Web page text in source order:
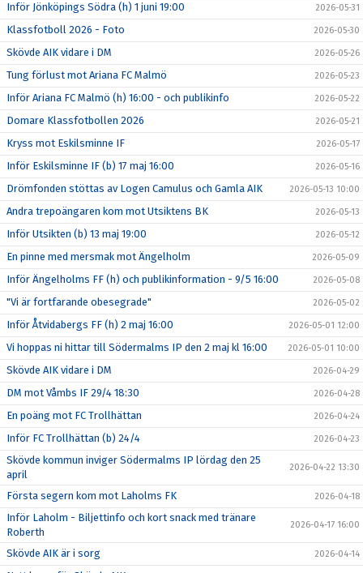
Inför Jönköpings Södra (h) 1 juni 19:00 2026-05-31
Klassfotboll 2026 - Foto 2026-05-30
Skövde AIK vidare i DM 2026-05-26
Tung förlust mot Ariana FC Malmö 2026-05-23
Inför Ariana FC Malmö (h) 16:00 - och publikinfo 2026-05-22
Domare Klassfotbollen 2026 2026-05-21
Kryss mot Eskilsminne IF 2026-05-17
Inför Eskilsminne IF (b) 17 maj 16:00 2026-05-16
Drömfonden stöttas av Logen Camulus och Gamla AIK 2026-05-13 10:00
Andra trepoängaren kom mot Utsiktens BK 2026-05-13
Inför Utsikten (b) 13 maj 19:00 2026-05-12
En pinne med mersmak mot Ängelholm 2026-05-09
Inför Ängelholms FF (h) och publikinformation - 9/5 16:00 2026-05-08
"Vi är fortfarande obesegrade" 2026-05-02
Inför Åtvidabergs FF (h) 2 maj 16:00 2026-05-01 12:00
Vi hoppas ni hittar till Södermalms IP den 2 maj kl 16:00 2026-05-01 10:00
Skövde AIK vidare i DM 2026-04-29
DM mot Våmbs IF 29/4 18:30 2026-04-28
En poäng mot FC Trollhättan 2026-04-24
Inför FC Trollhättan (b) 24/4 2026-04-23
Skövde kommun inviger Södermalms IP lördag den 25
april
2026-04-22 13:30
Första segern kom mot Laholms FK 2026-04-18
Inför Laholm - Biljettinfo och kort snack med tränare
Roberth
2026-04-17 16:00
Skövde AIK är i sorg 2026-04-14